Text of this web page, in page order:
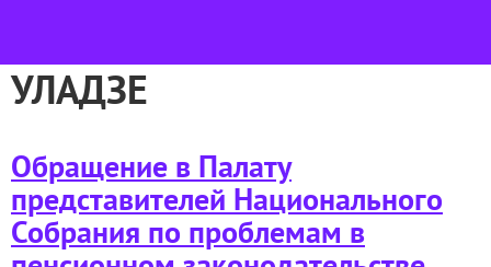
УЛАДЗЕ
Обращение в Палату
представителей Национального
Собрания по проблемам в